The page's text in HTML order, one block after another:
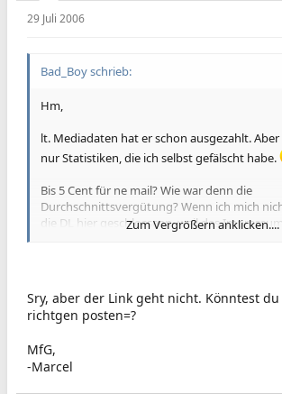
29 Juli 2006
Bad_Boy schrieb:
Hm,
lt. Mediadaten hat er schon ausgezahlt.
nur Statistiken, die ich selbst gefälscht habe.
Bis 5 Cent für ne mail? Wie war denn die
Durchschnittsvergütung? Wenn ich mich
die DL hier geschlosseen, weil das
Zum Vergrößern anklicken....
Sry, aber der Link geht nicht. Könntest
richtgen posten=?
MfG,
-Marcel